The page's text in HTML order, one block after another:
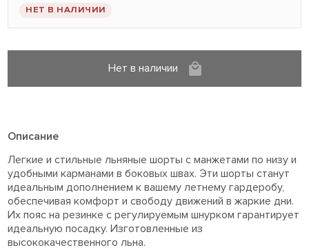
НЕТ В НАЛИЧИИ
Нет в наличии
Описание
Легкие и стильные льняные шорты с манжетами по низу и
удобными карманами в боковых швах. Эти шорты станут
идеальным дополнением к вашему летнему гардеробу,
обеспечивая комфорт и свободу движений в жаркие дни.
Их пояс на резинке с регулируемым шнурком гарантирует
идеальную посадку. Изготовленные из
высококачественного льна.